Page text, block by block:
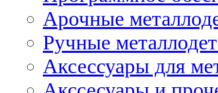
Арочные
Ручные
Аксессуары для